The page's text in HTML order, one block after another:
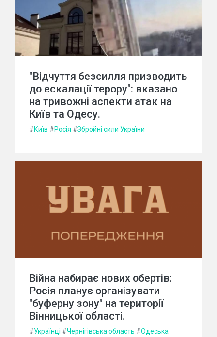
"Відчуття безсилля призводить
до ескалації терору": вказано
на тривожні аспекти атак на
Київ та Одесу.
#Київ #Росія #Збройні сили України
Війна набирає нових обертів:
Росія планує організувати
"буферну зону" на території
Вінницької області.
#Українці #Чернігівська область #Одеська